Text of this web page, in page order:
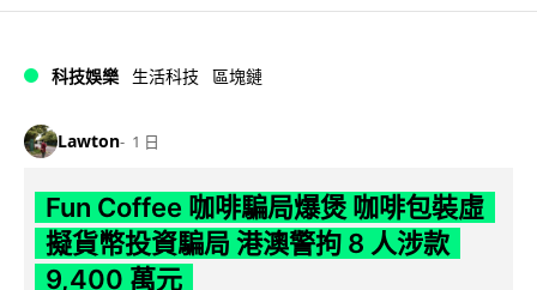
科技娛樂 生活科技 區塊鏈
Lawton 1 日
Fun Coffee 咖啡騙局爆煲 咖啡包裝虛
擬貨幣投資騙局 港澳警拘 8 人涉款
9,400 萬元